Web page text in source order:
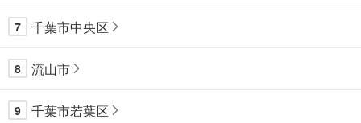
7 千葉市中央区
8 流山市
9 千葉市若葉区